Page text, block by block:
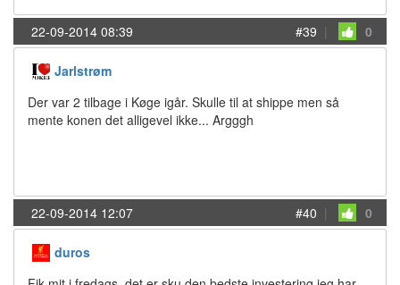
22-09-2014 08:39 #39 | 0
Jarlstrøm
Der var 2 tilbage i Køge igår. Skulle til at shippe men så
mente konen det alligevel ikke... Argggh
22-09-2014 12:07 #40 | 0
duros